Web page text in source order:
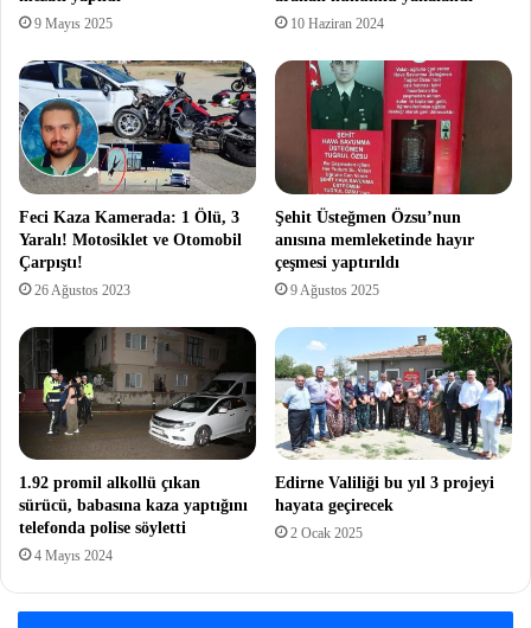
9 Mayıs 2025 10 Haziran 2024
Feci Kaza Kamerada: 1 Ölü, 3
Yaralı! Motosiklet ve Otomobil
Çarpıştı!
26 Ağustos 2023
Şehit Üsteğmen Özsu’nun
anısına memleketinde hayır
çeşmesi yaptırıldı
9 Ağustos 2025
1.92 promil alkollü çıkan
sürücü, babasına kaza yaptığını
telefonda polise söyletti
4 Mayıs 2024
Edirne Valiliği bu yıl 3 projeyi
hayata geçirecek
2 Ocak 2025